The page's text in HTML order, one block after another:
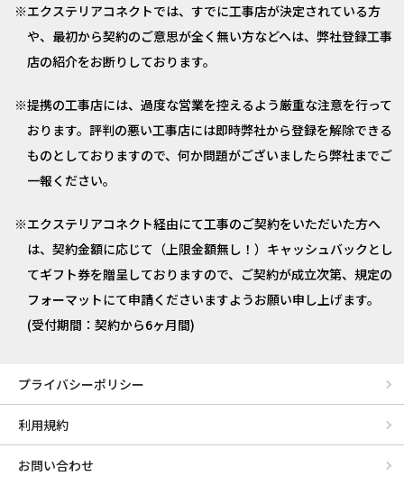
エクステリアコネクトでは、すでに工事店が決定されている方
や、最初から契約のご意思が全く無い方などへは、弊社登録工事
店の紹介をお断りしております。
提携の工事店には、過度な営業を控えるよう厳重な注意を行って
おります。評判の悪い工事店には即時弊社から登録を解除できる
ものとしておりますので、何か問題がございましたら弊社までご
一報ください。
エクステリアコネクト経由にて工事のご契約をいただいた方へ
は、契約金額に応じて（上限金額無し！）キャッシュバックとし
てギフト券を贈呈しておりますので、ご契約が成立次第、規定の
フォーマットにて申請くださいますようお願い申し上げます。
(受付期間：契約から6ヶ月間)
プライバシーポリシー
利用規約
お問い合わせ